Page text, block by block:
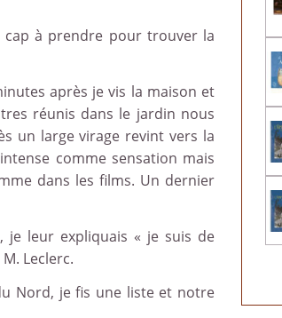
cap à prendre pour trouver la
après je vis la maison et
réunis dans le jardin nous
un large virage revint vers la
comme sensation mais
dans les films. Un dernier
je leur expliquais « je suis de
Leclerc.
Nord, je fis une liste et notre